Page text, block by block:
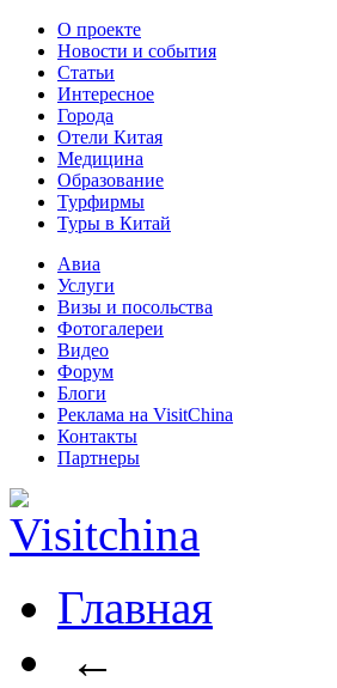
О проекте
Новости и события
Статьи
Интересное
Города
Отели Китая
Медицина
Образование
Турфирмы
Туры в Китай
Авиа
Услуги
Визы и посольства
Фотогалереи
Видео
Форум
Блоги
Реклама на VisitChina
Контакты
Партнеры
Главная
←